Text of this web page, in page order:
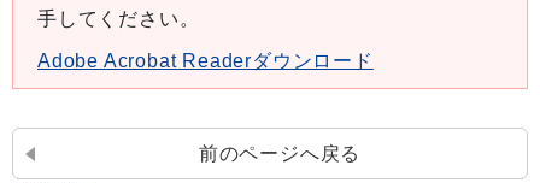
手してください。
Adobe Acrobat Readerダウンロード
前のページへ戻る